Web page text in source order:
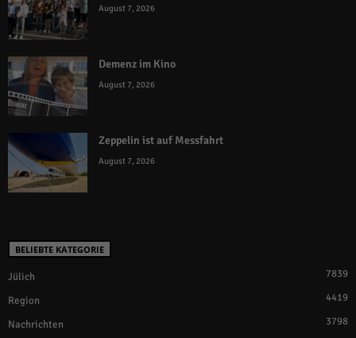
August 7, 2026
Demenz im Kino
August 7, 2026
Zeppelin ist auf Messfahrt
August 7, 2026
BELIEBTE KATEGORIE
Jülich 7839
Region 4419
Nachrichten 3798